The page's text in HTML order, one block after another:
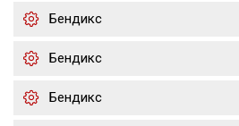
Бендикс
Бендикс
Бендикс